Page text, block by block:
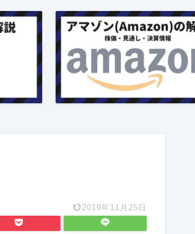
2019年11月25日